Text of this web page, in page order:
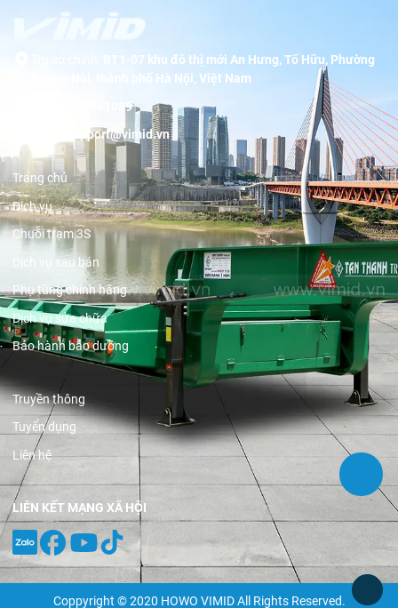
BT1-07 khu đô thị mới An Hưng, Tố Hữu, Phường
Dương Nội, thành phố Hà Nội, Việt Nam
19001089
support@vimid.vn
Trang chủ
Dịch vụ
Chuỗi trạm 3S
Dịch vụ sau bán
Phụ tùng chính hãng
Dịch vụ sửa chữa
Bảo hành bảo dưỡng
Truyền thông
Tuyển dụng
Liên hệ
LIÊN KẾT MẠNG XÃ HỘI
Coppyright © 2020 HOWO VIMID All Rights Reserved.